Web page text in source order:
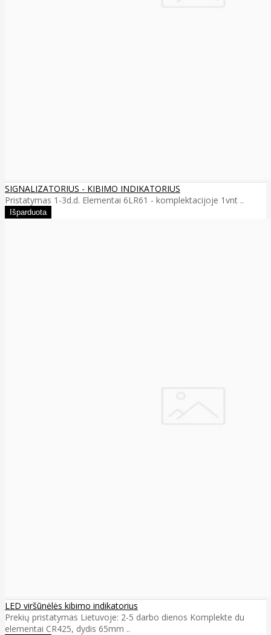
SIGNALIZATORIUS - KIBIMO INDIKATORIUS
Pristatymas 1-3d.d. Elementai 6LR61 - komplektacijoje 1vnt ..
LED viršūnėlės kibimo indikatorius
Prekių pristatymas Lietuvoje: 2-5 darbo dienos Komplekte du
elementai CR425, dydis 65mm ..